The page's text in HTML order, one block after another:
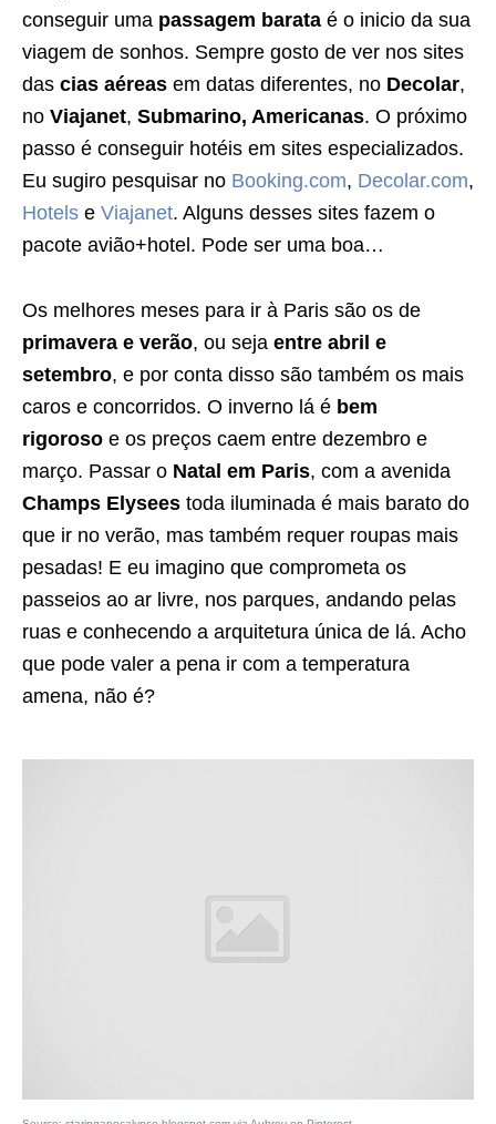
conseguir uma passagem barata é o inicio da sua
viagem de sonhos. Sempre gosto de ver nos sites
das cias aéreas em datas diferentes, no Decolar,
no Viajanet, Submarino, Americanas. O próximo
passo é conseguir hotéis em sites especializados.
Eu sugiro pesquisar no Booking.com, Decolar.com,
Hotels e Viajanet. Alguns desses sites fazem o
pacote avião+hotel. Pode ser uma boa…
Os melhores meses para ir à Paris são os de
primavera e verão, ou seja entre abril e
setembro, e por conta disso são também os mais
caros e concorridos. O inverno lá é bem
rigoroso e os preços caem entre dezembro e
março. Passar o Natal em Paris, com a avenida
Champs Elysees toda iluminada é mais barato do
que ir no verão, mas também requer roupas mais
pesadas! E eu imagino que comprometa os
passeios ao ar livre, nos parques, andando pelas
ruas e conhecendo a arquitetura única de lá. Acho
que pode valer a pena ir com a temperatura
amena, não é?